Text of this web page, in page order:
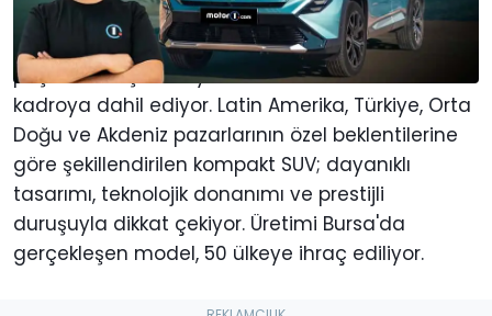
Renault
, C-SUV pazarındaki büyük hedeflerinin
peşinden koşarken yeni modeli Boreal'i de
kadroya dahil ediyor. Latin Amerika, Türkiye, Orta
Doğu ve Akdeniz pazarlarının özel beklentilerine
göre şekillendirilen kompakt SUV; dayanıklı
tasarımı, teknolojik donanımı ve prestijli
duruşuyla dikkat çekiyor. Üretimi Bursa'da
gerçekleşen model, 50 ülkeye ihraç ediliyor.